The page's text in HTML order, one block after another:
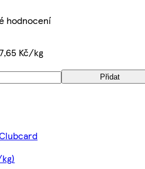
hodnocení
Kč/kg
Přidat